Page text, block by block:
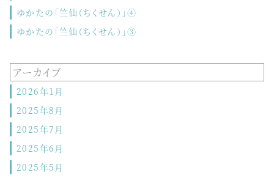
ゆかたの「竺仙（ちくせん）」④
ゆかたの「竺仙（ちくせん）」③
アーカイブ
2026年1月
2025年8月
2025年7月
2025年6月
2025年5月